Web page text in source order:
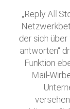
„Reply All
der sich über
antworten“
Funktion
Mail-